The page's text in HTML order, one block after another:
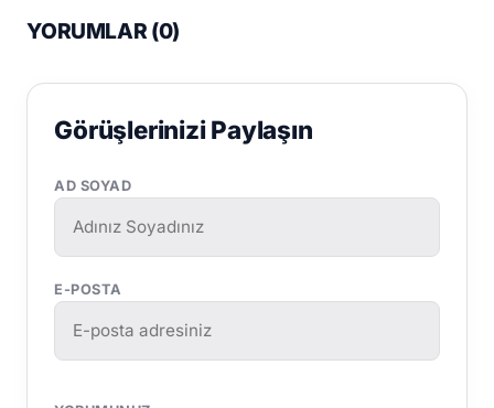
YORUMLAR (0)
Görüşlerinizi Paylaşın
AD SOYAD
E-POSTA